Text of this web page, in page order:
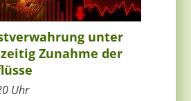
unter
Zunahme der
Uhr